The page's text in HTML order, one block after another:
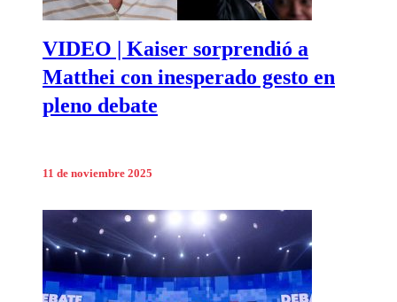
VIDEO | Kaiser sorprendió a
Matthei con inesperado gesto en
pleno debate
11 de noviembre 2025